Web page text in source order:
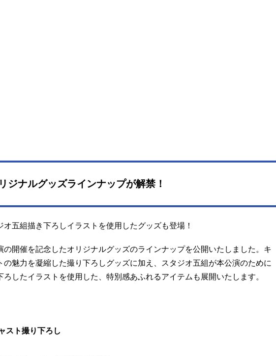
ジナルグッズラインナップが解禁！
オ五組描き下ろしイラストを使用したグッズも登場！
の開催を記念したオリジナルグッズのラインナップを公開いたしました。キ
の魅力を凝縮した撮り下ろしグッズに加え、スタジオ五組が本公演のために
ろしたイラストを使用した、特別感あふれるアイテムも展開いたします。
スト撮り下ろし
TVアニメ『戦隊大失格』
radio 大直会 2nd season